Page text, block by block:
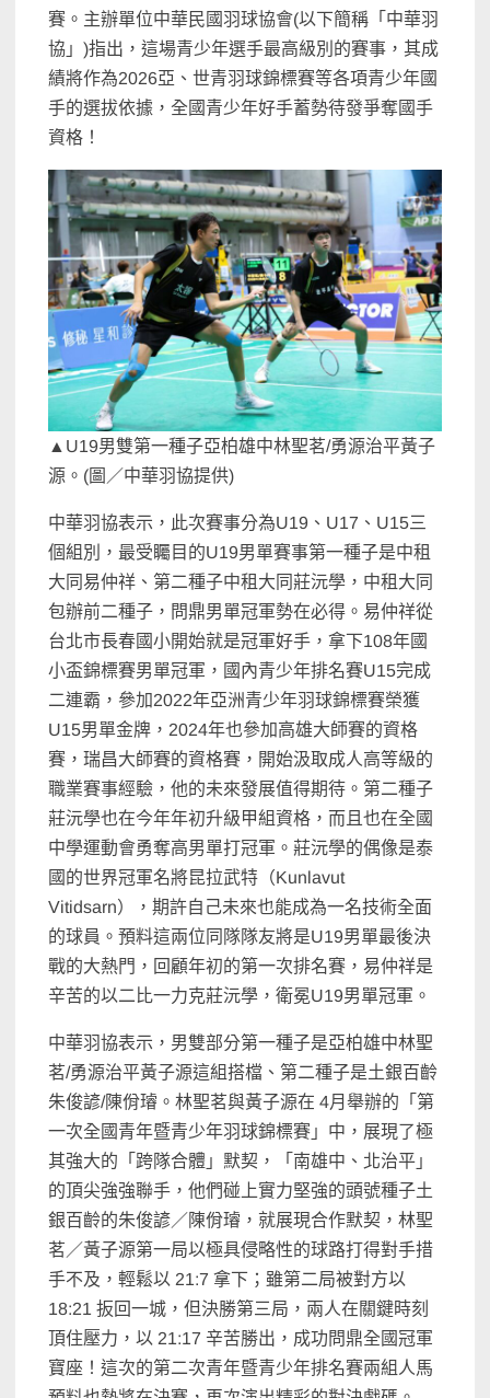
賽。主辦單位中華民國羽球協會(以下簡稱「中華羽
協」)指出，這場青少年選手最高級別的賽事，其成
績將作為2026亞、世青羽球錦標賽等各項青少年國
手的選拔依據，全國青少年好手蓄勢待發爭奪國手
資格！
▲U19男雙第一種子亞柏雄中林聖茗/勇源治平黃子
源。(圖／中華羽協提供)
中華羽協表示，此次賽事分為U19、U17、U15三
個組別，最受矚目的U19男單賽事第一種子是中租
大同易仲祥、第二種子中租大同莊沅學，中租大同
包辦前二種子，問鼎男單冠軍勢在必得。易仲祥從
台北市長春國小開始就是冠軍好手，拿下108年國
小盃錦標賽男單冠軍，國內青少年排名賽U15完成
二連霸，參加2022年亞洲青少年羽球錦標賽榮獲
U15男單金牌，2024年也參加高雄大師賽的資格
賽，瑞昌大師賽的資格賽，開始汲取成人高等級的
職業賽事經驗，他的未來發展值得期待。第二種子
莊沅學也在今年年初升級甲組資格，而且也在全國
中學運動會勇奪高男單打冠軍。莊沅學的偶像是泰
國的世界冠軍名將昆拉武特（Kunlavut
Vitidsarn），期許自己未來也能成為一名技術全面
的球員。預料這兩位同隊隊友將是U19男單最後決
戰的大熱門，回顧年初的第一次排名賽，易仲祥是
辛苦的以二比一力克莊沅學，衛冕U19男單冠軍。
中華羽協表示，男雙部分第一種子是亞柏雄中林聖
茗/勇源治平黃子源這組搭檔、第二種子是土銀百齡
朱俊諺/陳佾璿。林聖茗與黃子源在 4月舉辦的「第
一次全國青年暨青少年羽球錦標賽」中，展現了極
其強大的「跨隊合體」默契，「南雄中、北治平」
的頂尖強強聯手，他們碰上實力堅強的頭號種子土
銀百齡的朱俊諺／陳佾璿，就展現合作默契，林聖
茗／黃子源第一局以極具侵略性的球路打得對手措
手不及，輕鬆以 21:7 拿下；雖第二局被對方以
18:21 扳回一城，但決勝第三局，兩人在關鍵時刻
頂住壓力，以 21:17 辛苦勝出，成功問鼎全國冠軍
寶座！這次的第二次青年暨青少年排名賽兩組人馬